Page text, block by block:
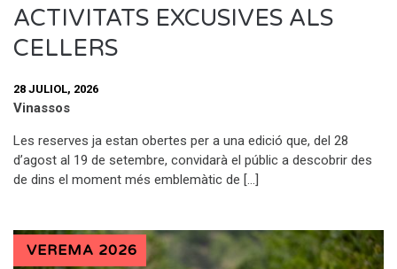
ACTIVITATS EXCUSIVES ALS
CELLERS
28 JULIOL, 2026
Vinassos
Les reserves ja estan obertes per a una edició que, del 28
d’agost al 19 de setembre, convidarà el públic a descobrir des
de dins el moment més emblemàtic de […]
VEREMA 2026